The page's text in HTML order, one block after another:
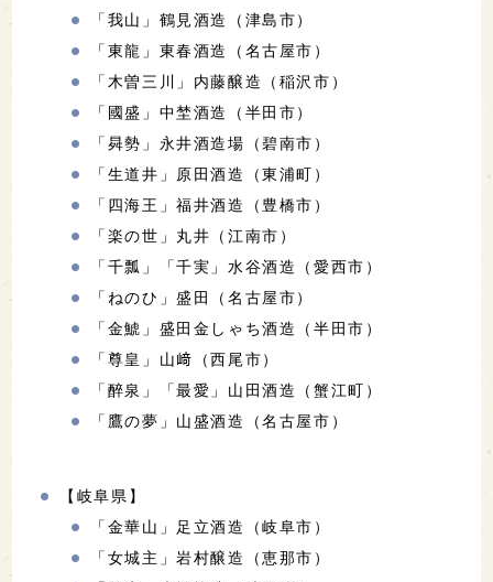
「我山」鶴見酒造（津島市）
「東龍」東春酒造（名古屋市）
「木曽三川」内藤醸造（稲沢市）
「國盛」中埜酒造（半田市）
「曻勢」永井酒造場（碧南市）
「生道井」原田酒造（東浦町）
「四海王」福井酒造（豊橋市）
「楽の世」丸井（江南市）
「千瓢」「千実」水谷酒造（愛西市）
「ねのひ」盛田（名古屋市）
「金鯱」​盛田金しゃち酒造（半田市）
「尊皇」山﨑（西尾市）
「醉泉」「最愛」山田酒造（蟹江町）
「鷹の夢」山盛酒造（名古屋市）
【岐阜県】
「金華山」足立酒造（岐阜市）
「女城主」岩村醸造（恵那市）